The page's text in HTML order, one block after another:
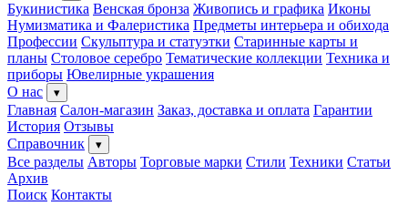
Букинистика Венская бронза Живопись и графика Иконы
Нумизматика и Фалеристика Предметы интерьера и обихода
Профессии Скульптура и статуэтки Старинные карты и
планы Столовое серебро Тематические коллекции Техника и
приборы Ювелирные украшения
О нас
▾
Главная Салон-магазин Заказ, доставка и оплата Гарантии
История Отзывы
Справочник
▾
Все разделы Авторы Торговые марки Стили Техники Статьи
Архив
Поиск Контакты